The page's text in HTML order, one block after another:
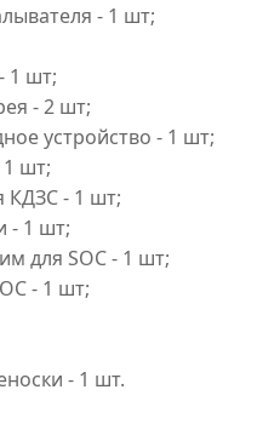
- 1 шт;
1 шт;
- 2 шт;
устройство - 1 шт;
шт;
КДЗС - 1 шт;
- 1 шт;
для SOC - 1 шт;
- 1 шт;
- 1 шт.